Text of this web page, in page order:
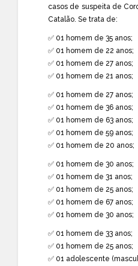
casos de suspeita de
Catalão. Se trata de:
✅ 01 homem de 35 anos;
✅ 01 homem de 22 anos;
✅ 01 homem de 27 anos;
✅ 01 homem de 21 anos;
✅ 01 homem de 27 anos;
✅ 01 homem de 36 anos;
✅ 01 homem de 63 anos;
✅ 01 homem de 59 anos;
✅ 01 homem de 20 anos;
✅ 01 homem de 30 anos;
✅ 01 homem de 31 anos;
✅ 01 homem de 25 anos;
✅ 01 homem de 67 anos;
✅ 01 homem de 30 anos;
✅ 01 homem de 33 anos;
✅ 01 homem de 25 anos;
✅ 01 adolescente